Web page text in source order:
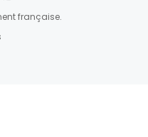
française.